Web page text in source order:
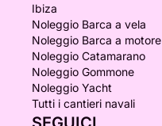
Ibiza
Noleggio Barca a vela
Noleggio Barca a motore
Noleggio Catamarano
Noleggio Gommone
Noleggio Yacht
Tutti i cantieri navali